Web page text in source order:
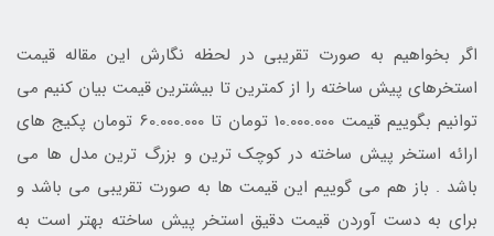
اگر بخواهیم به صورت تقریبی در لحظه نگارش این مقاله قیمت
استخرهای پیش ساخته را از کمترین تا بیشترین قیمت بیان کنیم می
توانیم بگوییم قیمت 10.000.000 تومان تا 60.000.000 تومان پکیج های
ارائه استخر پیش ساخته در کوچک ترین و بزرگ ترین مدل ها می
باشد . باز هم می گوییم این قیمت ها به صورت تقریبی می باشد و
برای به دست آوردن قیمت دقیق استخر پیش ساخته بهتر است به